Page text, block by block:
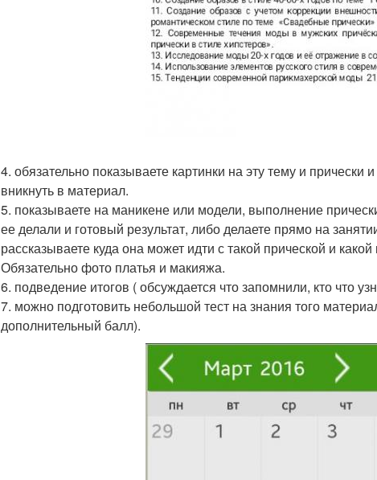
4. обязательно показываете картинки на эту тему и
вникнуть в материал.
5. показываете на маникене или модели, выполнение
ее делали и готовый результат, либо делаете прямо на
рассказываете куда она может идти с такой прической и
Обязательно фото платья и макияжа.
6. подведение итогов ( обсуждается что запомнили, кто что
7. можно подготовить небольшой тест на знания того
дополнительный балл).